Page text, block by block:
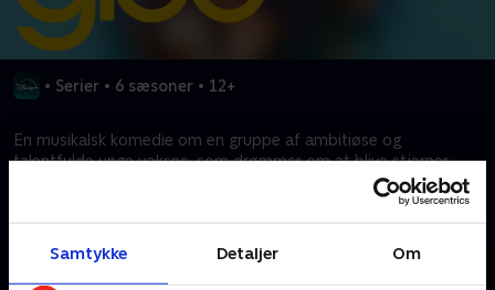
Samtykke Detaljer Om
• Serier • 6 sæsoner • 12+
En musikalsk komedie om en gruppe af ambitiøse og
talentfulde unge voksne, som drømmer om at blive stjerner,
Kræver tilkøb